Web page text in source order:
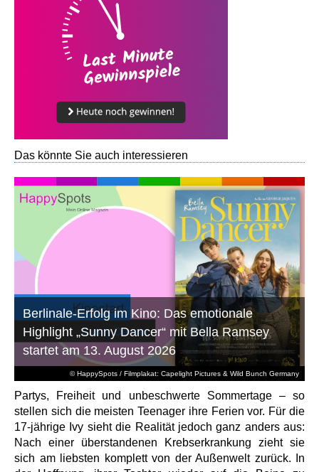
Das könnte Sie auch interessieren
© HappySpots / Filmplakat: Capelight Pictures & Wild Bunch Germany
Berlinale-Erfolg im Kino: Das emotionale
Highlight „Sunny Dancer“ mit Bella Ramsey
startet am 13. August 2026
Partys, Freiheit und unbeschwerte Sommertage – so
stellen sich die meisten Teenager ihre Ferien vor. Für die
17-jährige Ivy sieht die Realität jedoch ganz anders aus:
Nach einer überstandenen Krebserkrankung zieht sie
sich am liebsten komplett von der Außenwelt zurück. In